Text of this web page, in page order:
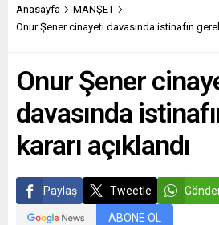
Anasayfa
MANŞET
Onur Şener cinayeti davasında istinafın
Onur Şener
davasında
kararı açıklandı
Paylaş Tweetle
ABONE OL